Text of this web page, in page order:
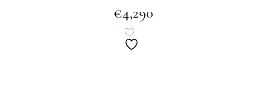
€4,290